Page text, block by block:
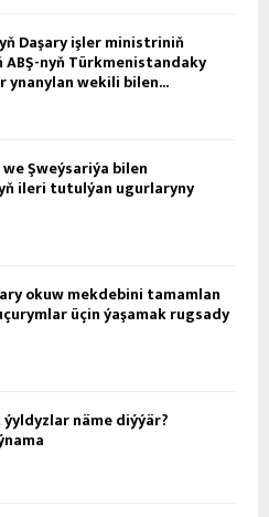
Daşary işler ministriniň
ABŞ-nyň Türkmenistandaky
ynanylan wekili bilen...
Şweýsariýa bilen
ileri tutulýan ugurlaryny
okuw mekdebini tamamlan
üçin ýaşamak rugsady
näme diýýär?